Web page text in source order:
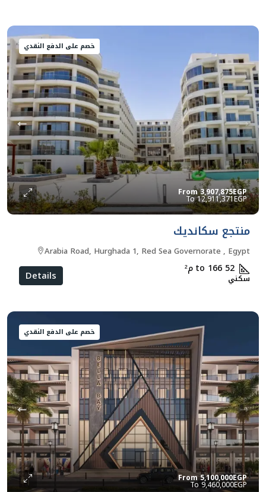
خصم على الدفع النقدي
From3,907,875EGP
12,911,371EGP
منتجع سكانديك
Arabia Road, Hurghada 1, Red Sea Governorate , Egypt
52 to 166 م²
سكني Details
خصم على الدفع النقدي
From5,100,000EGP
9,460,000EGP